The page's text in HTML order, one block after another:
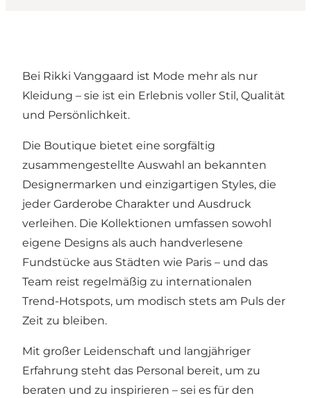
Bei Rikki Vanggaard ist Mode mehr als nur
Kleidung – sie ist ein Erlebnis voller Stil, Qualität
und Persönlichkeit.
Die Boutique bietet eine sorgfältig
zusammengestellte Auswahl an bekannten
Designermarken und einzigartigen Styles, die
jeder Garderobe Charakter und Ausdruck
verleihen. Die Kollektionen umfassen sowohl
eigene Designs als auch handverlesene
Fundstücke aus Städten wie Paris – und das
Team reist regelmäßig zu internationalen
Trend-Hotspots, um modisch stets am Puls der
Zeit zu bleiben.
Mit großer Leidenschaft und langjähriger
Erfahrung steht das Personal bereit, um zu
beraten und zu inspirieren – sei es für den